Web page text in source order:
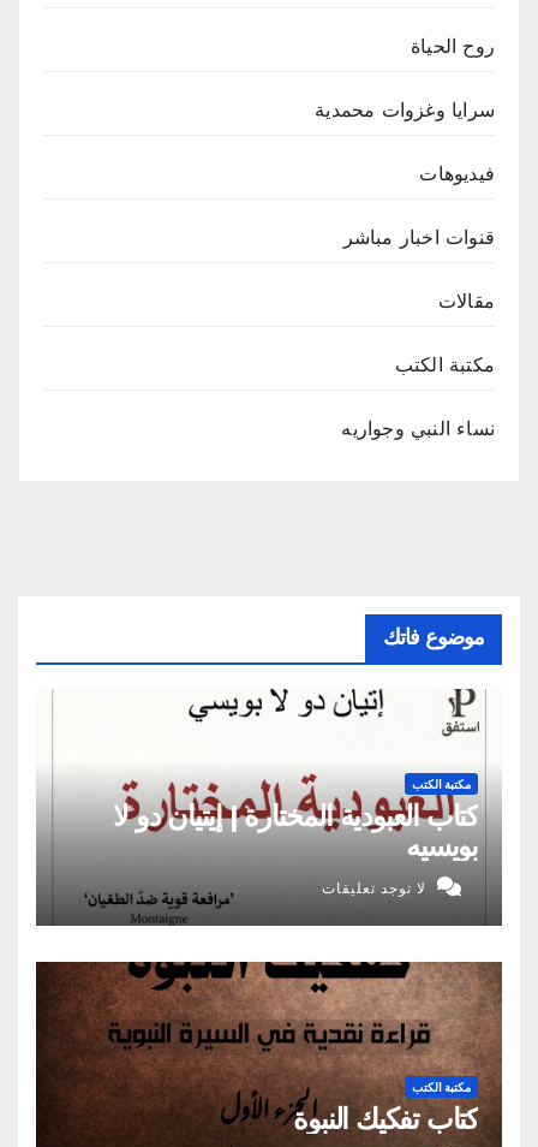
روح الحياة
سرايا وغزوات محمدية
فيديوهات
قنوات اخبار مباشر
مقالات
مكتبة الكتب
نساء النبي وجواريه
موضوع فاتك
مكتبة الكتب
كتاب العبودية المختارة | إيتيان دو لا
بويسيه
لا توجد تعليقات
مكتبة الكتب
كتاب تفكيك النبوة